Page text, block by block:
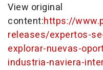
View original
content:https://
releases/expertos-
explorar-nuevas-
industria-naviera-